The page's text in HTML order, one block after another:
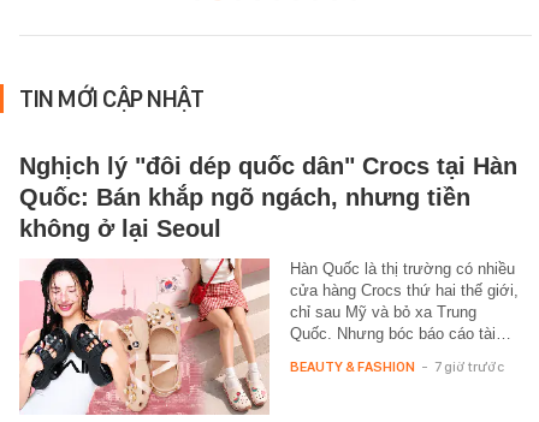
TIN MỚI CẬP NHẬT
Nghịch lý "đôi dép quốc dân" Crocs tại Hàn
Quốc: Bán khắp ngõ ngách, nhưng tiền
không ở lại Seoul
Hàn Quốc là thị trường có nhiều
cửa hàng Crocs thứ hai thế giới,
chỉ sau Mỹ và bỏ xa Trung
Quốc. Nhưng bóc báo cáo tài…
BEAUTY & FASHION - 7 giờ trước